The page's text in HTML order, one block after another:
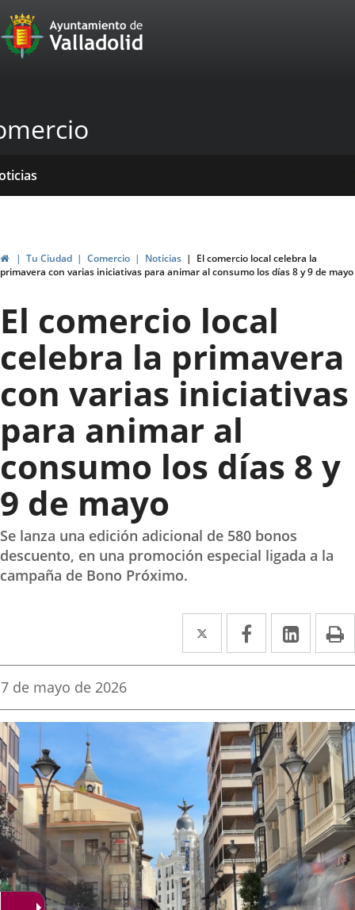
Portal
Web
Ayuntamiento
de
Valladolid
HomeTu Ciudad Comercio Noticias
El comercio local celebra la
primavera con varias iniciativas para animar al consumo los días 8 y 9 de mayo
El comercio local
celebra la primavera
con varias iniciativas
para animar al
consumo los días 8 y
9 de mayo
Se lanza una edición adicional de 580 bonos
descuento, en una promoción especial ligada a la
campaña de Bono Próximo.
Twitter
Enlace
a
aplicación
externa.
Facebook
Enlace
a
aplicación
externa.
Enlace
a
Fecha
la
noticia
7 de mayo de 2026